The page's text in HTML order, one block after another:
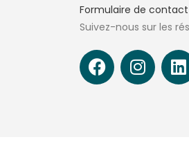
Formulaire de contact
Suivez-nous sur les